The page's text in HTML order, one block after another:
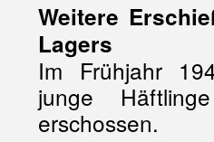
Weitere
Lagers
Im Frühjahr
junge
erschossen.